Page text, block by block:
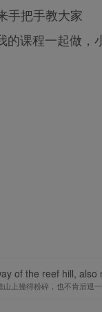
手把手教大家
课程一起做，
of the reef hill,
山上撞得粉碎，也不肯后退